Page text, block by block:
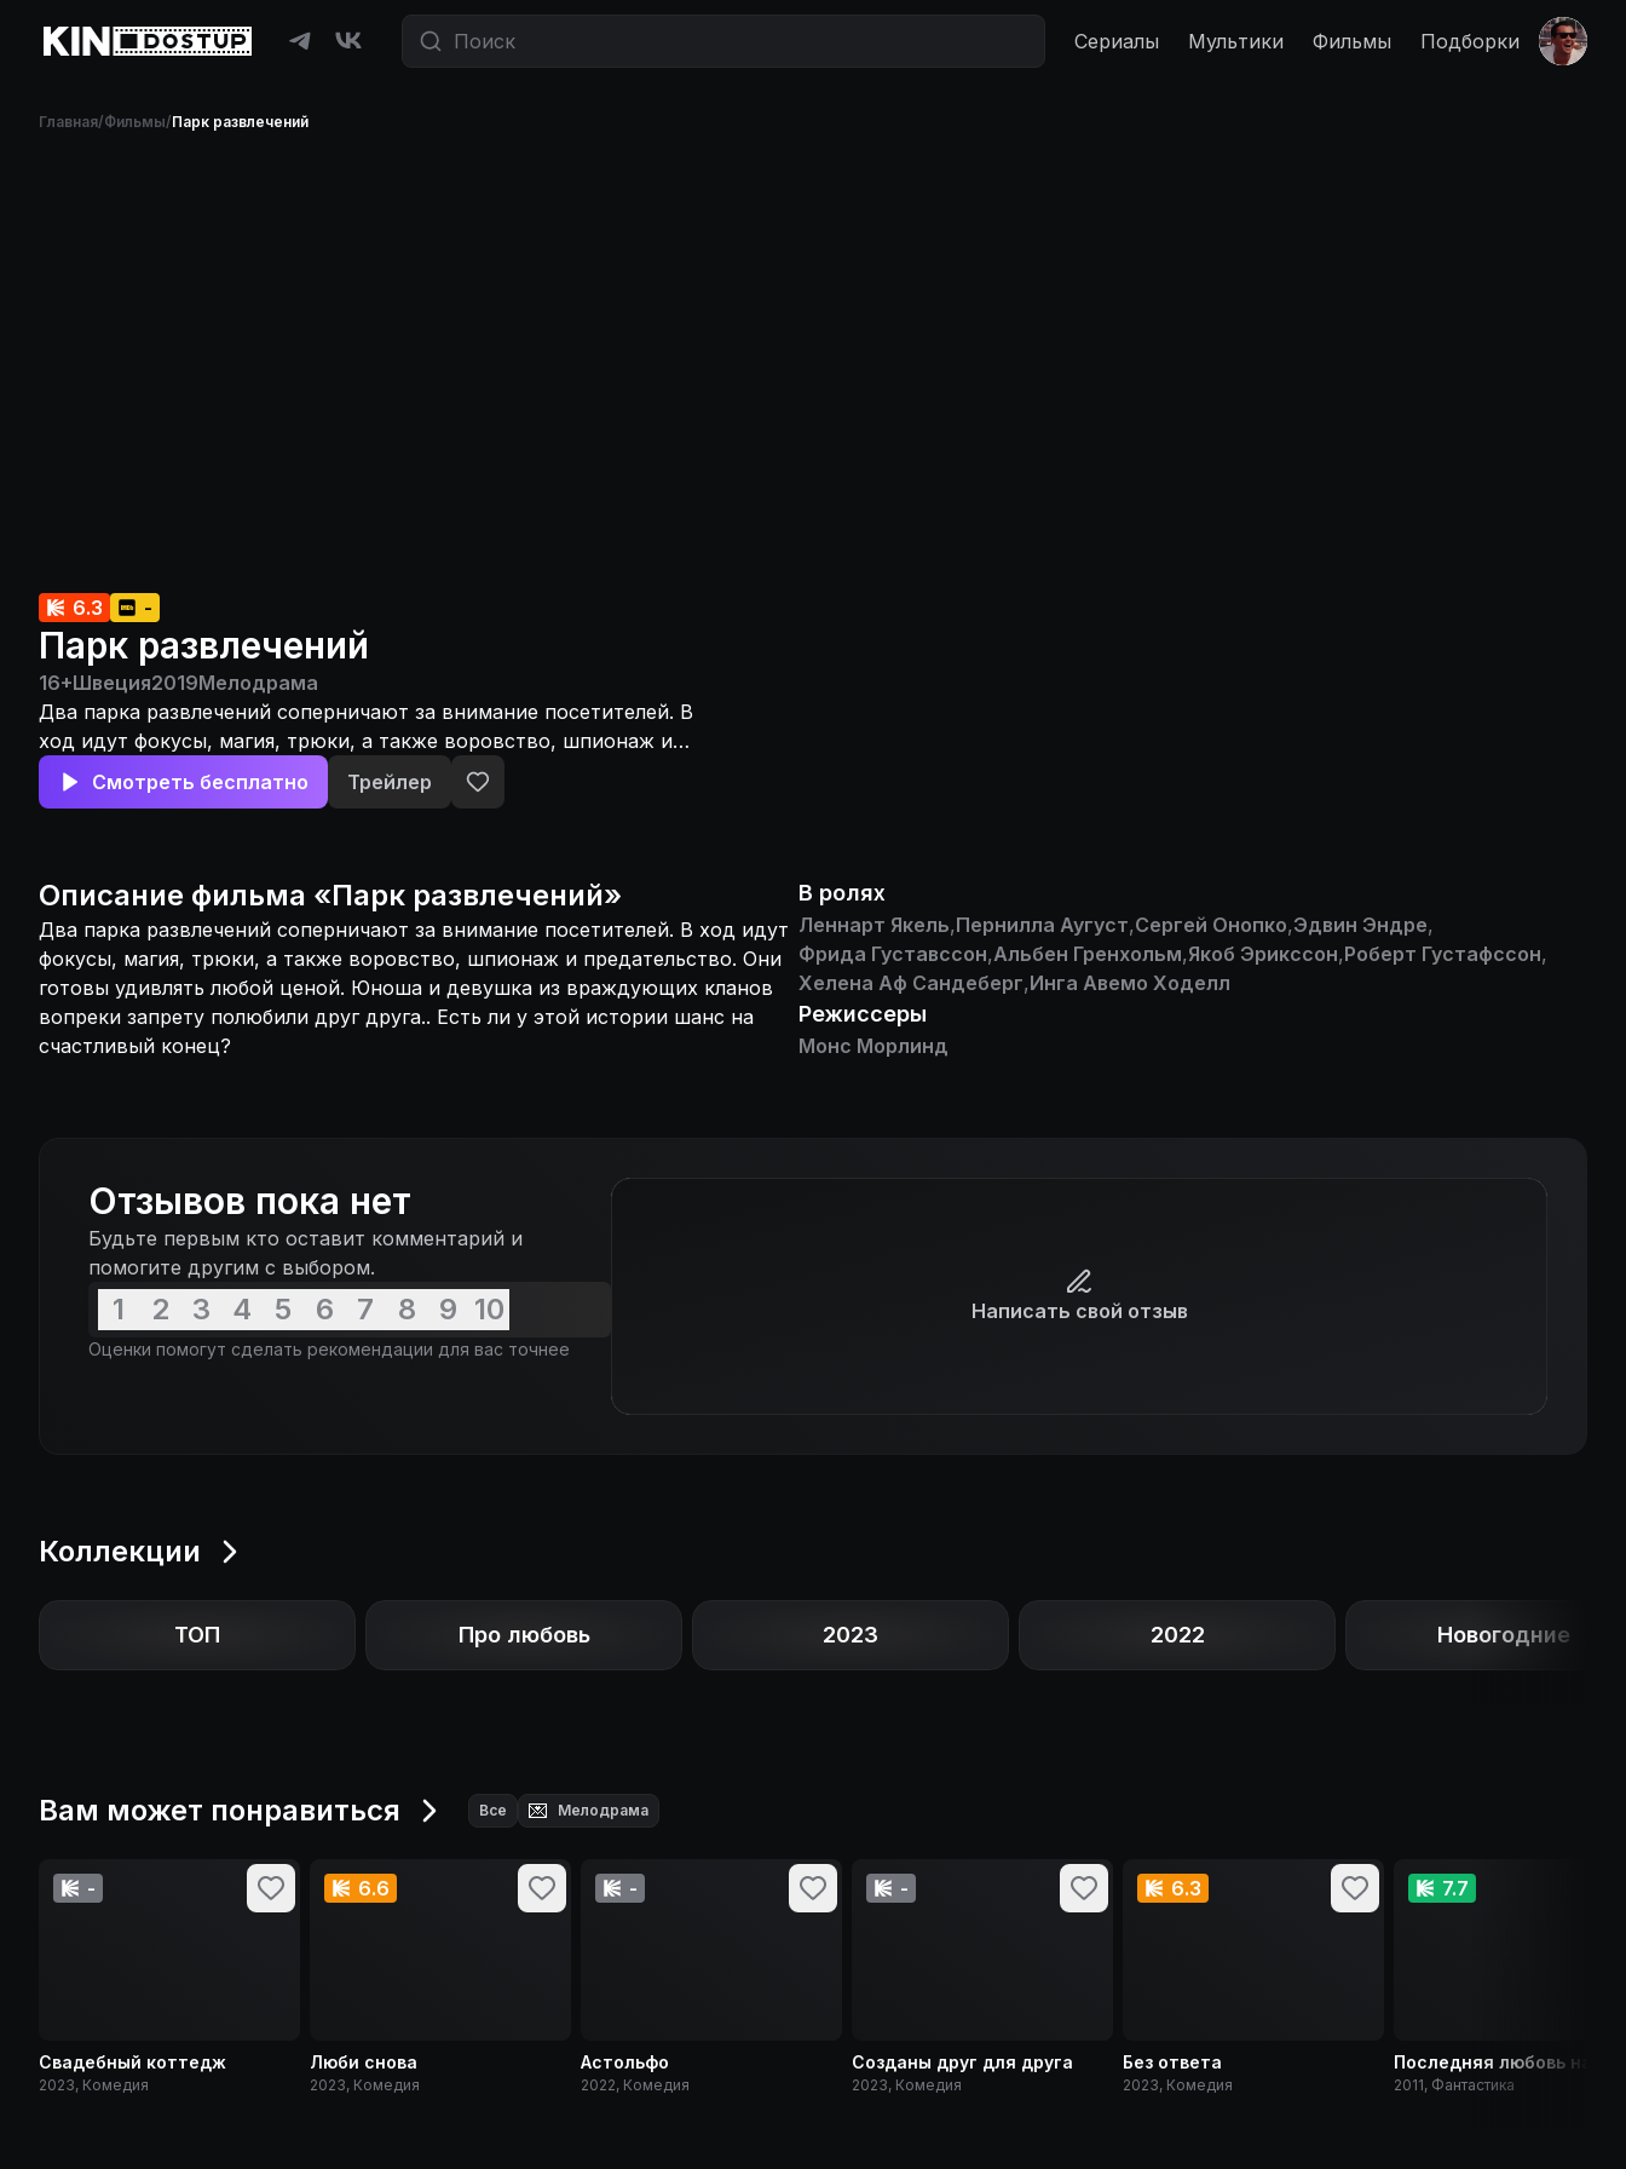
Сериалы Мультики Фильмы Подборки
Главная/Фильмы/Парк развлечений
6.3 -
Парк развлечений
16+Швеция2019Мелодрама
Два парка развлечений соперничают за внимание посетителей. В
ход идут фокусы, магия, трюки, а также воровство, шпионаж и
предательство. Они готовы удивлять любой ценой. Юноша и
девушка из враждующих кланов вопреки запрету полюбили друг
Смотреть бесплатно Трейлер
Описание фильма «Парк развлечений»
Два парка развлечений соперничают за внимание посетителей. В ход идут
фокусы, магия, трюки, а также воровство, шпионаж и предательство. Они
готовы удивлять любой ценой. Юноша и девушка из враждующих кланов
вопреки запрету полюбили друг друга.. Есть ли у этой истории шанс на
счастливый конец?
В ролях
Леннарт Якель,Пернилла Аугуст,Сергей Онопко,Эдвин Эндре,
Фрида Густавссон,Альбен Гренхольм,Якоб Эрикссон,Роберт Густафссон,
Хелена Аф Сандеберг,Инга Авемо Ходелл
Режиссеры
Монс Морлинд
Отзывов пока нет
Будьте первым кто оставит комментарий и
помогите другим с выбором.
1 2 3 4 5 6 7 8 9 10
Оценки помогут сделать рекомендации для вас точнее
Написать свой отзыв
Коллекции
ТОП Про любовь 2023 2022 Новогодние
Вам может понравиться Все 💌 Мелодрама
-
Свадебный коттедж
2023, Комедия
6.6
Люби снова
2023, Комедия
-
Астольфо
2022, Комедия
-
Созданы друг для друга
2023, Комедия
6.3
Без ответа
2023, Комедия
7.7
Последняя любовь на
2011, Фантастика